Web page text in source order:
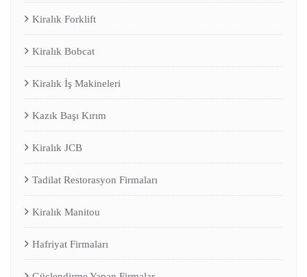
Kiralık Forklift
Kiralık Bobcat
Kiralık İş Makineleri
Kazık Başı Kırım
Kiralık JCB
Tadilat Restorasyon Firmaları
Kiralık Manitou
Hafriyat Firmaları